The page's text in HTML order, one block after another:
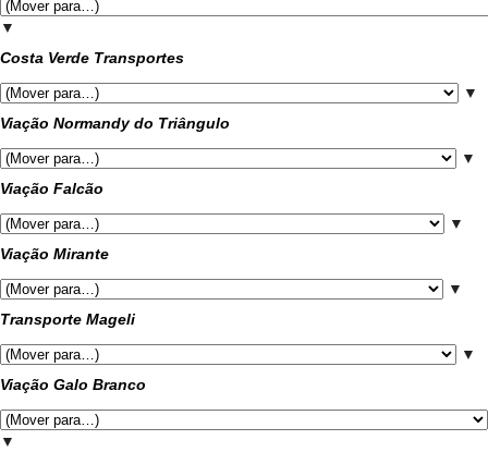
▼
Costa Verde Transportes
▼
Viação Normandy do Triângulo
▼
Viação Falcão
▼
Viação Mirante
▼
Transporte Mageli
▼
Viação Galo Branco
▼